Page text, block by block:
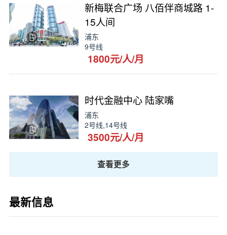
新梅联合广场 八佰伴商城路 1-
15人间
浦东
9号线
1800元/人/月
时代金融中心 陆家嘴
浦东
2号线,14号线
3500元/人/月
查看更多
最新信息